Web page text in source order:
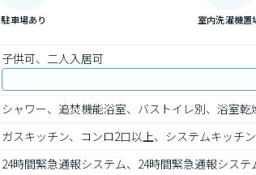
駐車場あり 室内洗濯機置
子供可、二人入居可
シャワー、追焚機能浴室、バストイレ別、浴室
ガスキッチン、コンロ2口以上、システムキッチン
24時間緊急通報システム、24時間緊急通報システ